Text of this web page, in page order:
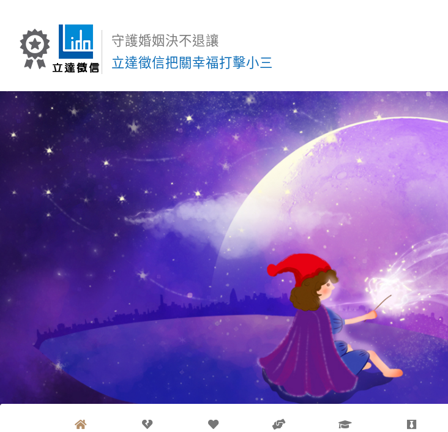
守護婚姻決不退讓
立達徵信把關幸福打擊小三